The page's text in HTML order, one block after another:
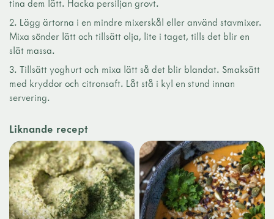
tina dem lätt. Hacka persiljan grovt.
Lägg ärtorna i en mindre mixerskål eller använd stavmixer.
Mixa sönder lätt och tillsätt olja, lite i taget, tills det blir en
slät massa.
Tillsätt yoghurt och mixa lätt så det blir blandat. Smaksätt
med kryddor och citronsaft. Låt stå i kyl en stund innan
servering.
Liknande recept